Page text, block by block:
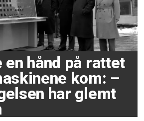
en hånd på rattet
kom: –
har glemt